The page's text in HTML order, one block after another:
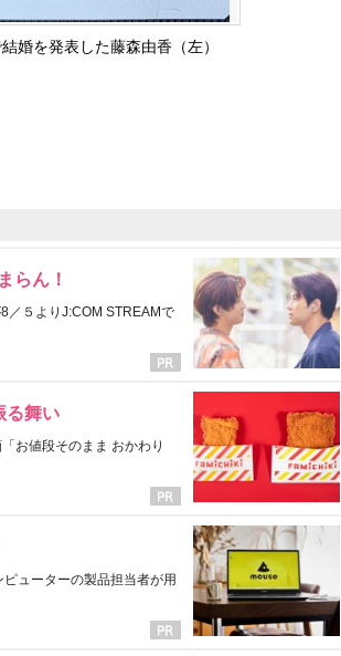
婚を発表した藤森由香（左）
らん！
／５よりJ:COM STREAMで
る舞い
お値段そのまま おかわり
ューターの製品担当者が用